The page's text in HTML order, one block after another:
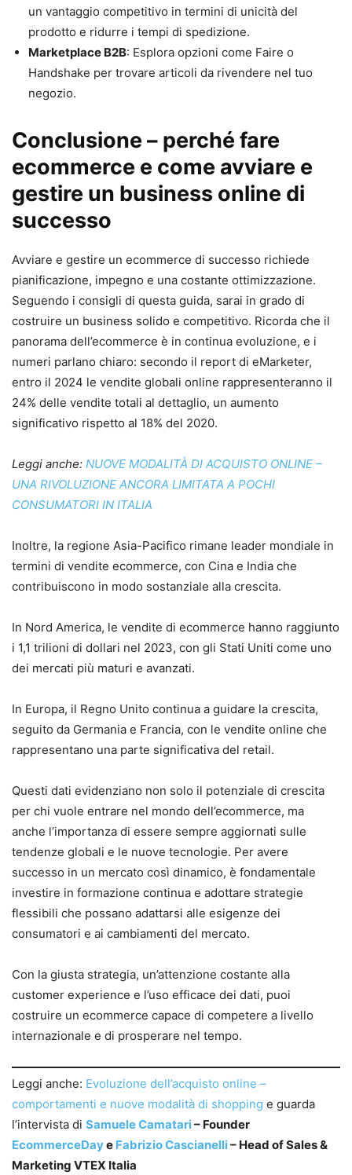
un vantaggio competitivo in termini di unicità del
prodotto e ridurre i tempi di spedizione.
Marketplace B2B: Esplora opzioni come Faire o
Handshake per trovare articoli da rivendere nel tuo
negozio.
Conclusione – perché fare
ecommerce e come avviare e
gestire un business online di
successo
Avviare e gestire un ecommerce di successo richiede
pianificazione, impegno e una costante ottimizzazione.
Seguendo i consigli di questa guida, sarai in grado di
costruire un business solido e competitivo. Ricorda che il
panorama dell’ecommerce è in continua evoluzione, e i
numeri parlano chiaro: secondo il report di eMarketer,
entro il 2024 le vendite globali online rappresenteranno il
24% delle vendite totali al dettaglio, un aumento
significativo rispetto al 18% del 2020.
Leggi anche: NUOVE MODALITÀ DI ACQUISTO ONLINE –
UNA RIVOLUZIONE ANCORA LIMITATA A POCHI
CONSUMATORI IN ITALIA
Inoltre, la regione Asia-Pacifico rimane leader mondiale in
termini di vendite ecommerce, con Cina e India che
contribuiscono in modo sostanziale alla crescita.
In Nord America, le vendite di ecommerce hanno raggiunto
i 1,1 trilioni di dollari nel 2023, con gli Stati Uniti come uno
dei mercati più maturi e avanzati.
In Europa, il Regno Unito continua a guidare la crescita,
seguito da Germania e Francia, con le vendite online che
rappresentano una parte significativa del retail.
Questi dati evidenziano non solo il potenziale di crescita
per chi vuole entrare nel mondo dell’ecommerce, ma
anche l’importanza di essere sempre aggiornati sulle
tendenze globali e le nuove tecnologie. Per avere
successo in un mercato così dinamico, è fondamentale
investire in formazione continua e adottare strategie
flessibili che possano adattarsi alle esigenze dei
consumatori e ai cambiamenti del mercato.
Con la giusta strategia, un’attenzione costante alla
customer experience e l’uso efficace dei dati, puoi
costruire un ecommerce capace di competere a livello
internazionale e di prosperare nel tempo.
Leggi anche: Evoluzione dell’acquisto online –
comportamenti e nuove modalità di shopping e guarda
l’intervista di Samuele Camatari– Founder
EcommerceDaye Fabrizio Cascianelli– Head of Sales &
Marketing VTEX Italia